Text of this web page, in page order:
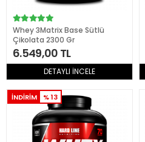
Whey 3Matrix Base Sütlü
Çikolata 2300 Gr
6.549,00 TL
DETAYLI İNCELE
İNDİRİM % 13